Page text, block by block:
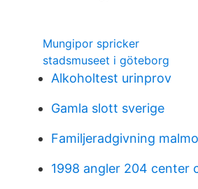
Mungipor spricker
stadsmuseet i göteborg
Alkoholtest urinprov
Gamla slott sverige
Familjeradgivning
1998 angler 204 center